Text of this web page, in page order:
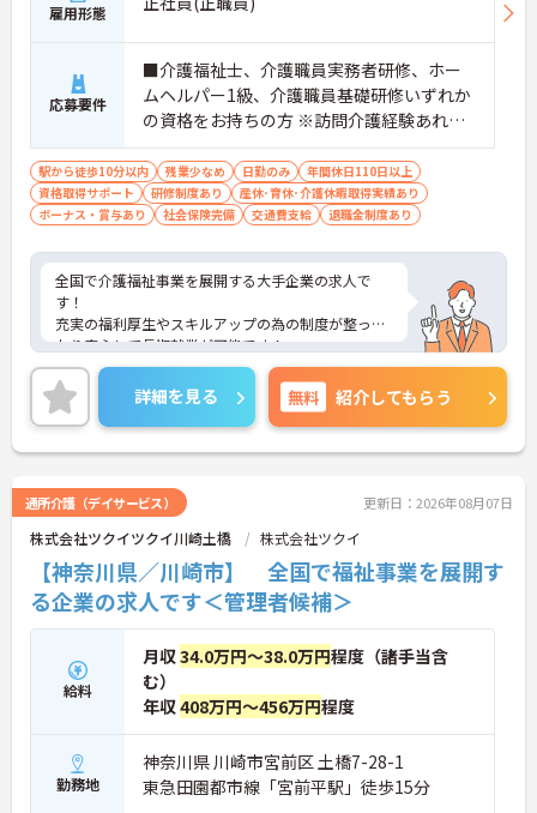
雇用形態
応募要件
■介護福祉士、介護職員実務者研修、ホー
ムヘルパー1級、介護職員基礎研修いずれか
の資格をお持ちの方 ※訪問介護経験あれば
尚可 ※未経験相談可能
駅から徒歩10分以内 残業少なめ 日勤のみ
年間休日110日以上
資格取得サポート
研修制度あり
産休･育休･介護休暇取得実績あり
ボーナス・賞与あり
社会保険完備 交通費支給 退職金制度あり
全国で介護福祉事業を展開する大手企業の求人で
す！
充実の福利厚生やスキルアップの為の制度が整って
おり安心して長期就業が可能です！
ご興味ある方には、面接のポイントなど、さらに詳
細をお話致しますのでお気軽にご相談ください。
詳細を見る 無料 紹介してもらう
通所介護（デイサービス） 更新日：2026年08月07日
株式会社ツクイツクイ川崎土橋 株式会社ツクイ
【神奈川県／川崎市】 全国で福祉事業を展開す
る企業の求人です＜管理者候補＞
給料
月収34.0万円～38.0万円程度（諸手当含
む）
年収408万円～456万円程度
勤務地
神奈川県 川崎市宮前区 土橋7-28-1
東急田園都市線「宮前平駅」徒歩15分